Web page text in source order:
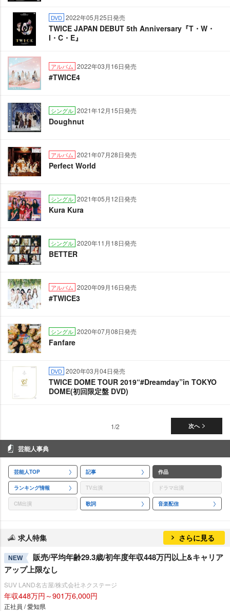
DVD 2022年05月25日発売
TWICE JAPAN DEBUT 5th Anniversary『T・W・
I・C・E』
アルバム 2022年03月16日発売
#TWICE4
シングル 2021年12月15日発売
Doughnut
アルバム 2021年07月28日発売
Perfect World
シングル 2021年05月12日発売
Kura Kura
シングル 2020年11月18日発売
BETTER
アルバム 2020年09月16日発売
#TWICE3
シングル 2020年07月08日発売
Fanfare
DVD 2020年03月04日発売
TWICE DOME TOUR 2019“#Dreamday”in TOKYO
DOME(初回限定盤 DVD)
次へ
1/2
芸能人事典
芸能人TOP 記事 作品
ランキング情報 TV出演 ドラマ出演
CM出演 歌詞 音楽配信
求人特集 さらに見る
NEW
販売/平均年齢29.3歳/初年度年収448万円以上&キャリア
アップ上限なし
SUV LAND名古屋/株式会社ネクステージ
年収448万円～901万6,000円
正社員 / 愛知県